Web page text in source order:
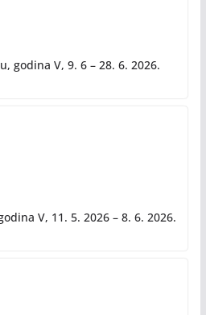
godina V, 9. 6 – 28. 6. 2026.
V, 11. 5. 2026 – 8. 6. 2026.